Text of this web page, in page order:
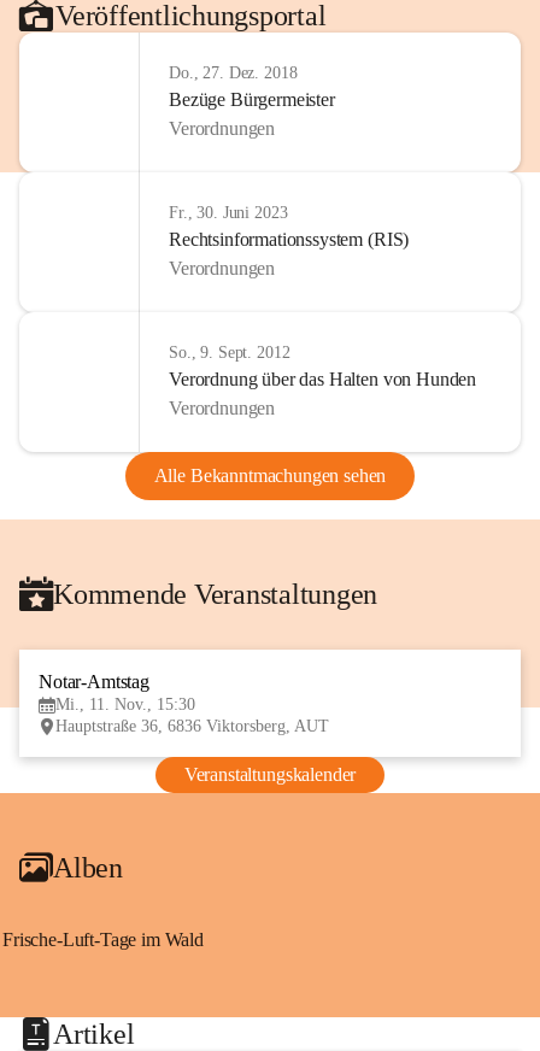
Veröffentlichungsportal
Do., 27. Dez. 2018
Bezüge Bürgermeister
Verordnungen
Fr., 30. Juni 2023
Rechtsinformationssystem (RIS)
Verordnungen
So., 9. Sept. 2012
Verordnung über das Halten von Hunden
Verordnungen
Alle Bekanntmachungen sehen
Kommende Veranstaltungen
Notar-Amtstag
Mi., 11. Nov., 15:30
Hauptstraße 36, 6836 Viktorsberg, AUT
Veranstaltungskalender
Alben
Frische-Luft-Tage im Wald
Artikel